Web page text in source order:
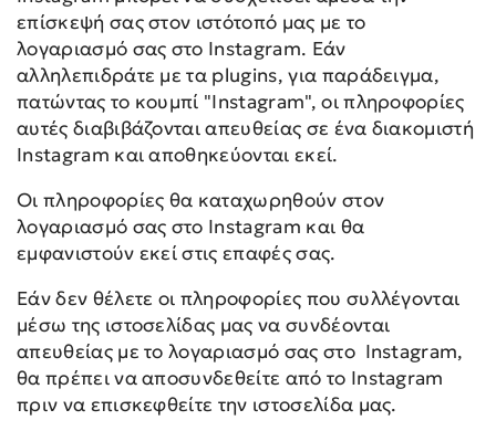
επίσκεψή σας στον ιστότοπό μας με το
λογαριασμό σας στο Instagram. Εάν
αλληλεπιδράτε με τα plugins, για παράδειγμα,
πατώντας το κουμπί "Instagram", οι πληροφορίες
αυτές διαβιβάζονται απευθείας σε ένα διακομιστή
Instagram και αποθηκεύονται εκεί.
Οι πληροφορίες θα καταχωρηθούν στον
λογαριασμό σας στο Instagram και θα
εμφανιστούν εκεί στις επαφές σας.
Εάν δεν θέλετε οι πληροφορίες που συλλέγονται
μέσω της ιστοσελίδας μας να συνδέονται
απευθείας με το λογαριασμό σας στο Instagram,
θα πρέπει να αποσυνδεθείτε από το Instagram
πριν να επισκεφθείτε την ιστοσελίδα μας.